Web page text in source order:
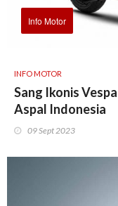
Info Motor
INFO MOTOR
Sang Ikonis
Aspal Indonesia
09 Sept 2023